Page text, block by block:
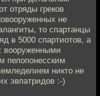
отряды греков
не
то спартанцы
в 5000 спартиотов, а
вооруженными
пелопонесским
никто не
эвпатридов :-)